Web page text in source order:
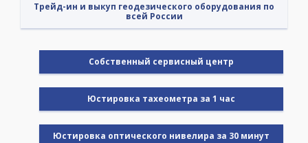
Трейд-ин и выкуп геодезического оборудования по
всей России
Cобственный сервисный центр
Юстировка тахеометра за 1 час
Юстировка оптического нивелира за 30 минут